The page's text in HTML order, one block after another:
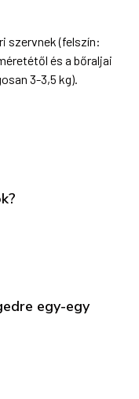
szervnek (felszín:
és a bőraljai
3-3,5 kg).
egy-egy